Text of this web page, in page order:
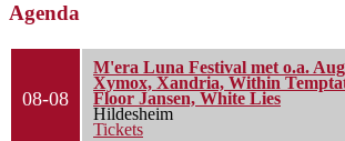
Agenda
08-08
M'era Luna Festival met o.a.
Xymox, Xandria, Within
Floor Jansen, White Lies
Hildesheim
Tickets